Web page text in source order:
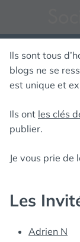
Ils sont tous
blogs ne se
est unique et
Ils ont les clés
publier.
Je vous prie de
Les
Adrien N